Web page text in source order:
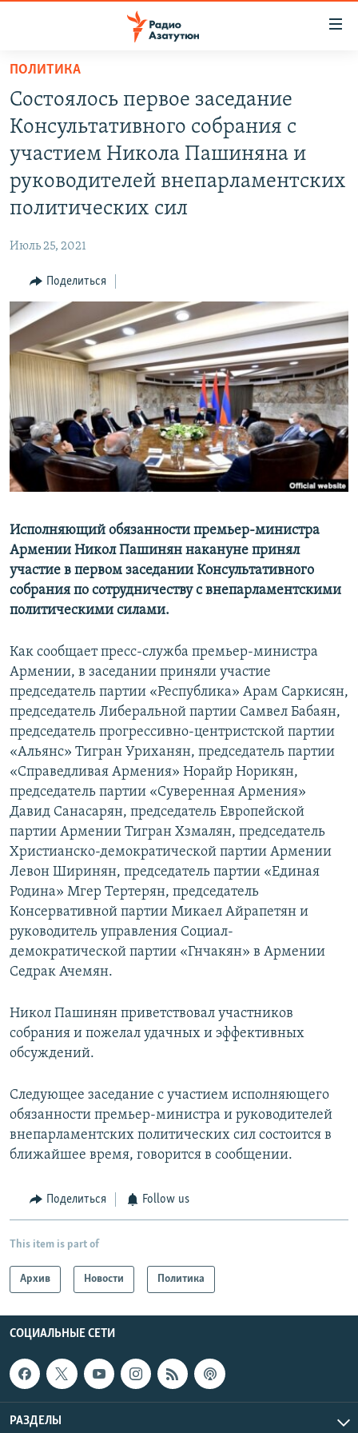
Перейти
основному
содержанию
основной
навигации
ПОЛИТИКА
ЭКОНОМИКА
КУЛЬТУРА
СПОРТ
АРХИВ
Հայերեն
English
Русский
Все сайты Радио Азатутюн
ПОЛИТИКА
Состоялось первое заседание
Консультативного собрания с
участием Никола Пашиняна и
руководителей внепарламентских
политических сил
Июль 25, 2021
Поделиться
Исполняющий обязанности премьер-министра
Армении Никол Пашинян накануне принял
участие в первом заседании Консультативного
собрания по сотрудничеству с внепарламентскими
политическими силами.
Как сообщает пресс-служба премьер-министра
Армении, в заседании приняли участие
председатель партии «Республика» Арам Саркисян,
председатель Либеральной партии Самвел Бабаян,
председатель прогрессивно-центристской партии
«Альянс» Тигран Уриханян, председатель партии
«Справедливая Армения» Норайр Норикян,
председатель партии «Суверенная Армения»
Давид Санасарян, председатель Европейской
партии Армении Тигран Хзмалян, председатель
Христианско-демократической партии Армении
Левон Ширинян, председатель партии «Единая
Родина» Мгер Тертерян, председатель
Консервативной партии Микаел Айрапетян и
руководитель управления Социал-
демократической партии «Гнчакян» в Армении
Седрак Ачемян.
Никол Пашинян приветствовал участников
собрания и пожелал удачных и эффективных
обсуждений.
Следующее заседание с участием исполняющего
обязанности премьер-министра и руководителей
внепарламентских политических сил состоится в
ближайшее время, говорится в сообщении.
Поделиться Follow us
This item is part of
Архив Новости Политика
СОЦИАЛЬНЫЕ СЕТИ
РАЗДЕЛЫ